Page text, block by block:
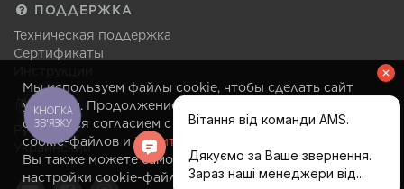
Мы используем файлы cookie, чтобы сделать сайт
удобным. Продолжение посещения сайта
считается согласием с правилами использования
cookie-файлов иПолитикой конфиденциальности
Вы также можете самостоятельно изменить
настройки cookie-файлов в своем браузере в
ПОДДЕРЖКА
Техническая поддержка
Сертификаты
ЯЗЫК
Русский
Украинский
КНОПКА
ЗВ'ЯЗКУ